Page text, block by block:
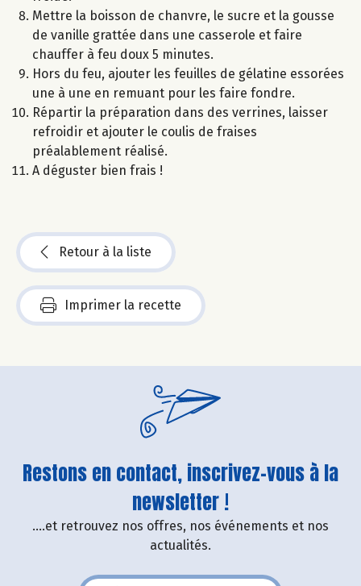
Mettre la boisson de chanvre, le sucre et la gousse
de vanille grattée dans une casserole et faire
chauffer à feu doux 5 minutes.
Hors du feu, ajouter les feuilles de gélatine essorées
une à une en remuant pour les faire fondre.
Répartir la préparation dans des verrines, laisser
refroidir et ajouter le coulis de fraises
préalablement réalisé.
A déguster bien frais !
Retour à la liste
Imprimer la recette
Restons en contact, inscrivez-vous à la
newsletter !
....et retrouvez nos offres, nos événements et nos
actualités.